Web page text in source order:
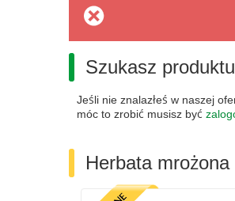
Szukasz
Jeśli nie znalazłeś w naszej
móc to zrobić musisz być
Herbata